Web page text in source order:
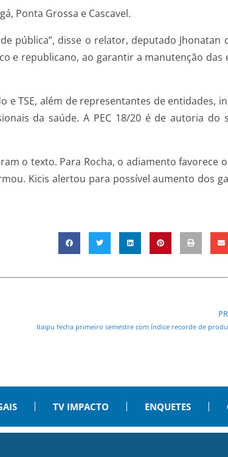
Ponta Grossa e Cascavel.
pública”, disse o relator, deputado Jhonatan
e republicano, ao garantir a manutenção das
e TSE, além de representantes de entidades,
da saúde. A PEC 18/20 é de autoria do
o texto. Para Rocha, o adiamento favorece
Kicis alertou para possível aumento dos
Itaipu fecha primeiro semestre com índice recorde de
TV IMPACTO ENQUETES